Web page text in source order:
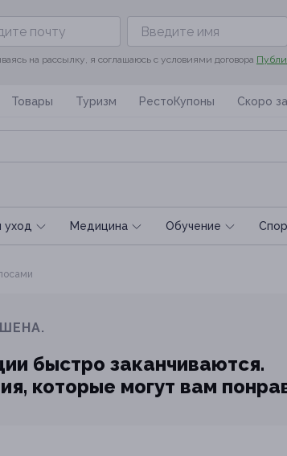
на рассылку, я соглашаюсь с условиями договора
Товары Туризм РестоКупоны Скоро
уход Медицина Обучение
быстро заканчиваются.
которые могут вам